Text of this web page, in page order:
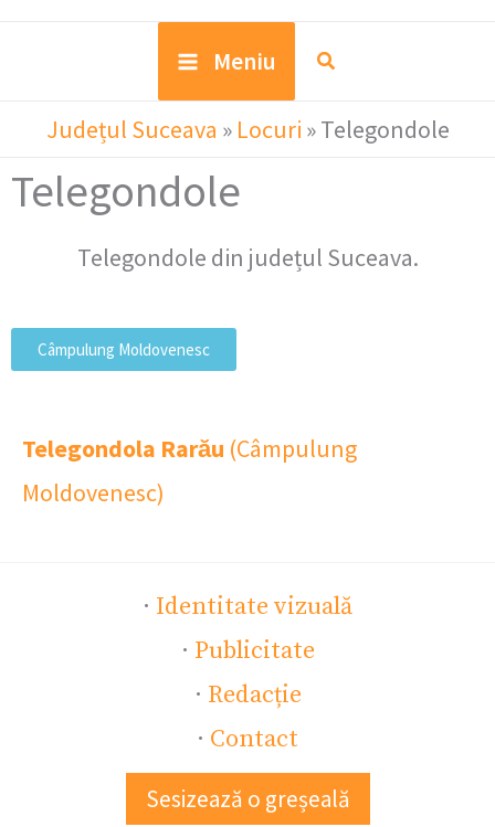
Meniu
Județul Suceava » Locuri »Telegondole
Telegondole
Telegondole din județul Suceava.
Câmpulung Moldovenesc
Telegondola Rarău (Câmpulung
Moldovenesc)
· Identitate vizuală
· Publicitate
· Redacție
· Contact
Sesizează o greșeală